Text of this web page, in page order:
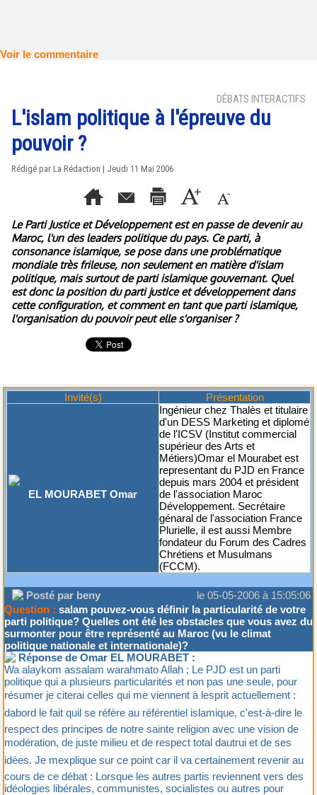
Voir le commentaire
DÉBATS INTERACTIFS
L'islam politique à l'épreuve du
pouvoir ?
Rédigé par La Rédaction | Jeudi 11 Mai 2006
Le Parti Justice et Développement est en passe de devenir au
Maroc, l'un des leaders politique du pays. Ce parti, à
consonance islamique, se pose dans une problématique
mondiale très frileuse, non seulement en matière d'islam
politique, mais surtout de parti islamique gouvernant. Quel
est donc la position du parti justice et développement dans
cette configuration, et comment en tant que parti islamique,
l'organisation du pouvoir peut elle s'organiser ?
Invité(s) Présentation
EL MOURABET Omar
Ingénieur chez Thalès et titulaire
d'un DESS Marketing et diplomé
de l'ICSV (Institut commercial
supérieur des Arts et
Métiers)Omar el Mourabet est
representant du PJD en France
depuis mars 2004 et président
de l'association Maroc
Développement. Secrétaire
génaral de l'association France
Plurielle, il est aussi Membre
fondateur du Forum des Cadres
Chrétiens et Musulmans
(FCCM).
Posté par beny
le 05-05-2006 à 15:05:06
Question : salam pouvez-vous définir la particularité de votre
parti politique? Quelles ont été les obstacles que vous avez du
surmonter pour être représenté au Maroc (vu le climat
politique nationale et internationale)?
Réponse de Omar EL MOURABET :
Wa alaykom assalam warahmato Allah ; Le PJD est un parti
politique qui a plusieurs particularités et non pas une seule, pour
résumer je citerai celles qui me viennent à lesprit actuellement :
dabord le fait quil se réfère au référentiel islamique, c'est-à-dire le
respect des principes de notre sainte religion avec une vision de
modération, de juste milieu et de respect total dautrui et de ses
idées. Je mexplique sur ce point car il va certainement revenir au
cours de ce débat : Lorsque les autres partis reviennent vers des
idéologies libérales, communistes, socialistes ou autres pour